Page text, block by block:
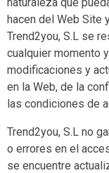
hacen del Web Site
Trend2you, S.L se
cualquier momento
modificaciones y
en la Web, de la
las condiciones de
Trend2you, S.L no
o errores en el
se encuentre